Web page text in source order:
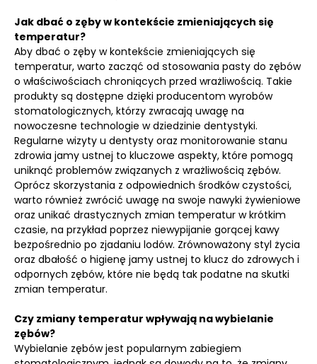
Jak dbać o zęby w kontekście zmieniających się
temperatur?
Aby dbać o zęby w kontekście zmieniających się
temperatur, warto zacząć od stosowania pasty do zębów
o właściwościach chroniących przed wrażliwością. Takie
produkty są dostępne dzięki producentom wyrobów
stomatologicznych, którzy zwracają uwagę na
nowoczesne technologie w dziedzinie dentystyki.
Regularne wizyty u dentysty oraz monitorowanie stanu
zdrowia jamy ustnej to kluczowe aspekty, które pomogą
uniknąć problemów związanych z wrażliwością zębów.
Oprócz skorzystania z odpowiednich środków czystości,
warto również zwrócić uwagę na swoje nawyki żywieniowe
oraz unikać drastycznych zmian temperatur w krótkim
czasie, na przykład poprzez niewypijanie gorącej kawy
bezpośrednio po zjadaniu lodów. Zrównoważony styl życia
oraz dbałość o higienę jamy ustnej to klucz do zdrowych i
odpornych zębów, które nie będą tak podatne na skutki
zmian temperatur.
Czy zmiany temperatur wpływają na wybielanie
zębów?
Wybielanie zębów jest popularnym zabiegiem